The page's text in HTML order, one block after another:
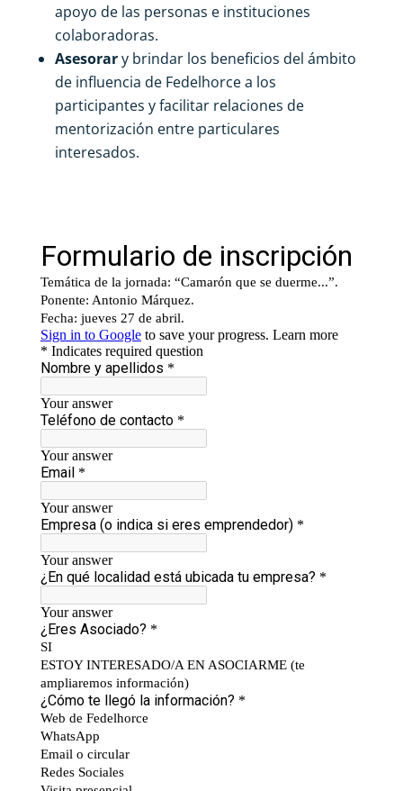
apoyo de las personas e instituciones
colaboradoras.
Asesorary brindar los beneficios del ámbito
de influencia de Fedelhorce a los
participantes y facilitar relaciones de
mentorización entre particulares
interesados.